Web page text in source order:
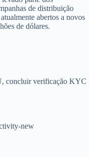
de distribuição
abertos a novos
de dólares.
concluir verificação KYC
new